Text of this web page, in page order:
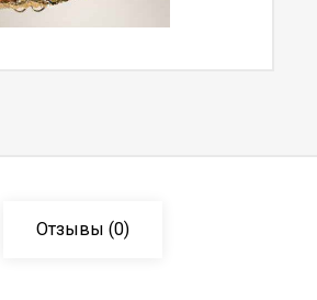
Отзывы (0)